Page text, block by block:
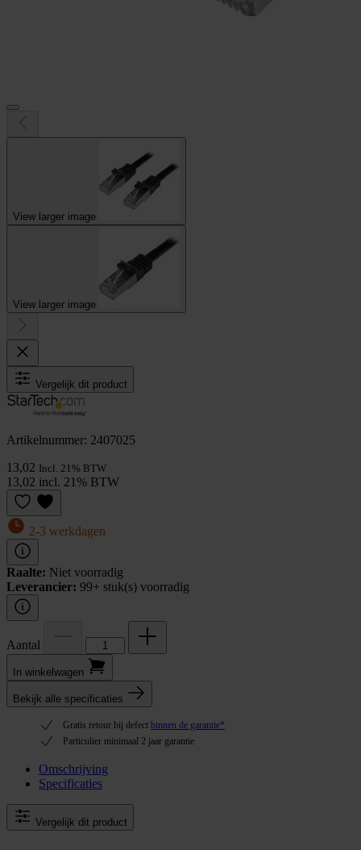
View larger image
View larger image
Vergelijk dit product
Artikelnummer: 2407025
13,02 Incl. 21% BTW
13,02 incl. 21% BTW
2-3 werkdagen
Raalte: Niet voorradig
Leverancier: 99+ stuk(s) voorradig
Aantal
In winkel­wagen
Bekijk alle specificaties
Gratis retour bij defect binnen de garantie*
Particulier minimaal 2 jaar garantie
Omschrijving
Specificaties
Vergelijk dit product